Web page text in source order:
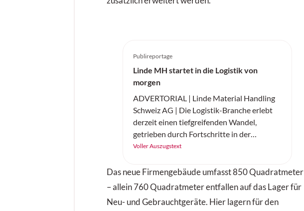
Publireportage
Linde MH startet in die Logistik von
morgen
ADVERTORIAL | Linde Material Handling
Schweiz AG | Die Logistik-Branche erlebt
derzeit einen tiefgreifenden Wandel,
getrieben durch Fortschritte in der
künstlichen Intelligenz (KI) und
Schweiz präsentiert zwei bahnbrechende
Innovationen, die den Materialfluss
revolutionieren: die KI-gestützte
Automatisierung von Flurförderzeugen
Voller Auszugstext
Das neue Firmengebäude umfasst 850 Quadratmeter
– allein 760 Quadratmeter entfallen auf das Lager für
Neu- und Gebrauchtgeräte. Hier lagern für den